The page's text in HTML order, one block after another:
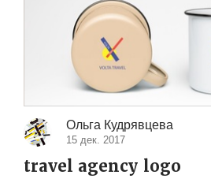
Ольга Кудрявцева
15 дек. 2017
travel agency logo